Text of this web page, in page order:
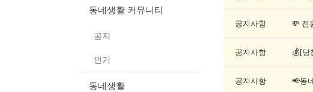
동네생활 커뮤니티
공지
인기
동네생활
공지사항
공지사항
공지사항 📢동